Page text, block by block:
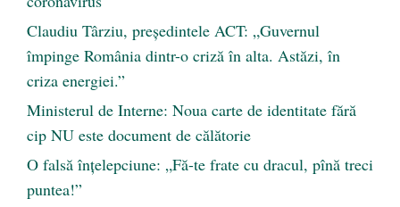
Claudiu Târziu, președintele ACT: „Guvernul
împinge România dintr-o criză în alta. Astăzi, în
criza energiei.”
Ministerul de Interne: Noua carte de identitate fără
cip NU este document de călătorie
O falsă înțelepciune: „Fă-te frate cu dracul, pînă treci
puntea!”